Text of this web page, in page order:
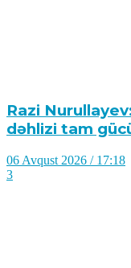
Razi
dəhlizi tam
06 Avqust 2026 / 17:18
3